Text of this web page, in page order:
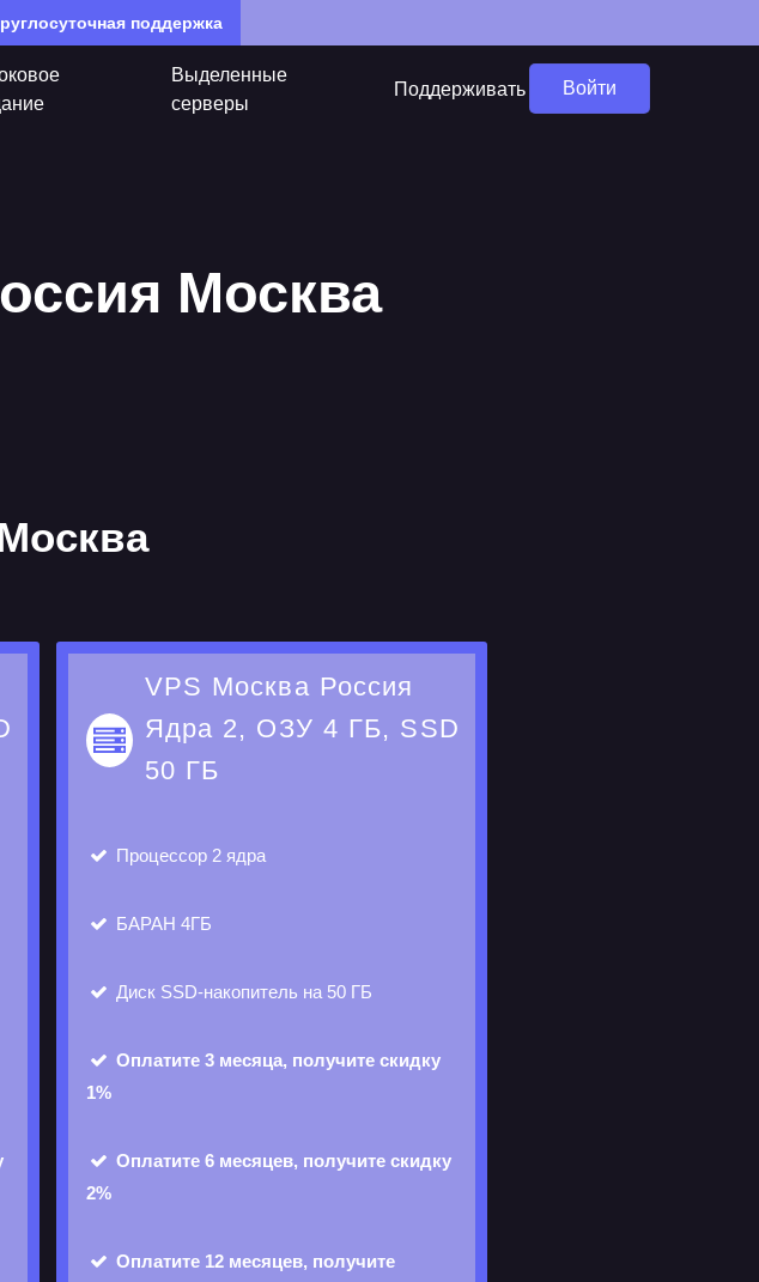
поддержка
Выделенные
серверы
Поддерживать Войти
VPS Москва Россия
Ядра 2, ОЗУ 4 ГБ, SSD
50 ГБ
Процессор 2 ядра
БАРАН 4ГБ
Диск SSD-накопитель на 50 ГБ
Оплатите 3 месяца, получите скидку
1%
Оплатите 6 месяцев, получите скидку
2%
Оплатите 12 месяцев, получите